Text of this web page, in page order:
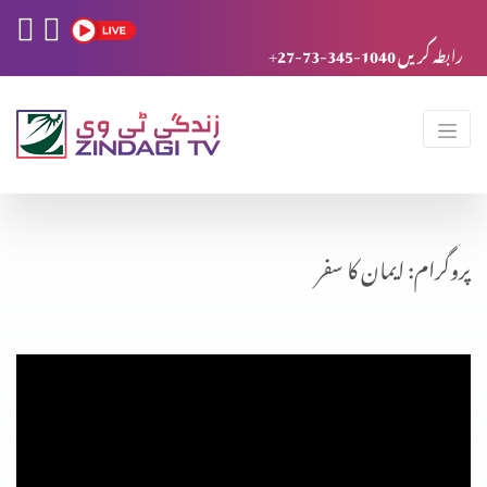
+27-73-345-1040 رابطہ کریں
پروگرام: ایمان کا سفر